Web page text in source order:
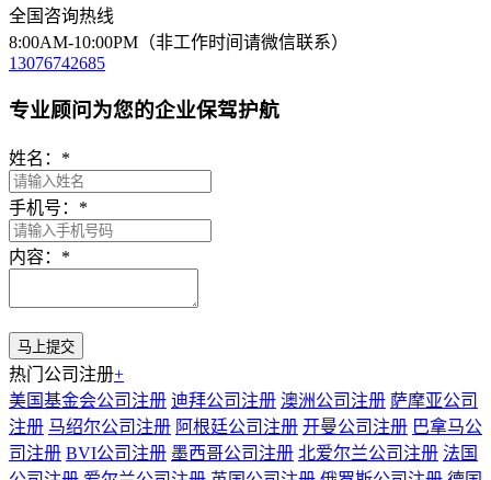
全国咨询热线
8:00AM-10:00PM（非工作时间请微信联系）
13076742685
专业顾问为您的企业保驾护航
姓名： *
手机号： *
内容： *
热门公司注册+
美国基金会公司注册 迪拜公司注册 澳洲公司注册 萨摩亚公司
注册 马绍尔公司注册 阿根廷公司注册 开曼公司注册 巴拿马公
司注册 BVI公司注册 墨西哥公司注册 北爱尔兰公司注册 法国